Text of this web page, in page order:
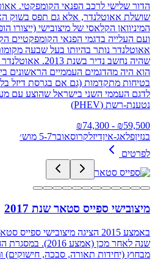
הדור שלישי לרכב הפנאי הקומפקטי.
שושלת אאוטלנדר, אלא גם תפס בשוק
ועם העלייה בדגמי הפנאי הקומפקטיים
אאוטלנדר נותר בהיותו בעל שבעה
שהיה נחשב נדיר
הוא היה מהדגמים העממיים הראשונים
לדגם העממי השני בישראל שהוצע עם
נטענת-רשת (PHEV)
₪59,500
- ₪
74,300
בנזיןפלאג-איןדיזלקרוסאובר5-7 מוש׳
לפרטים
מיצובישי ספייס סטאר שנת 2017
באמצע 2015 הציגה מיצובישי
שנה לאחר מכן
מבחוץ (יחידות תאורה, סבכה, חישוקים)